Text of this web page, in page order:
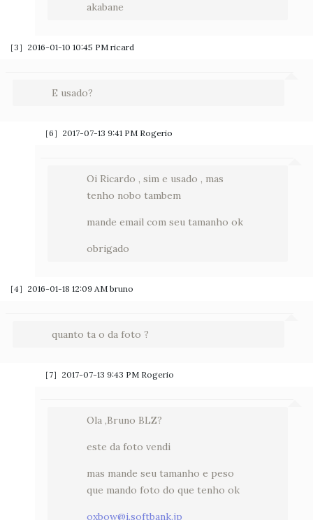
akabane
［3］2016-01-10 10:45 PM ricard
E usado?
［6］2017-07-13 9:41 PM Rogerio
Oi Ricardo , sim e usado , mas
tenho nobo tambem
mande email com seu tamanho ok
obrigado
［4］2016-01-18 12:09 AM bruno
quanto ta o da foto ?
［7］2017-07-13 9:43 PM Rogerio
Ola ,Bruno BLZ?
este da foto vendi
mas mande seu tamanho e peso
que mando foto do que tenho ok
oxbow@i.softbank.jp